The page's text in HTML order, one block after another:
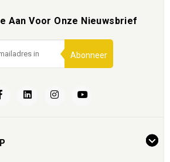
Aan Voor Onze Nieuwsbrief
Abonneer